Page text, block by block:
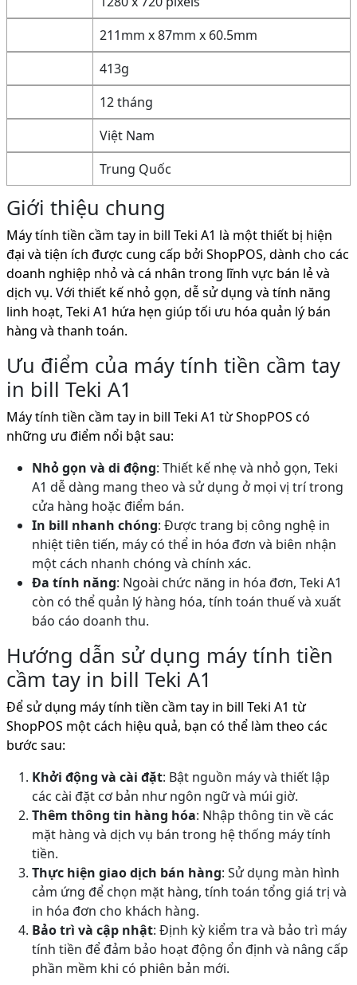
211mm x 87mm x 60.5mm
413g
12 tháng
Việt Nam
Trung Quốc
Giới thiệu chung
Máy tính tiền cầm tay in bill Teki A1 là một thiết bị hiện
đại và tiện ích được cung cấp bởi ShopPOS, dành cho các
doanh nghiệp nhỏ và cá nhân trong lĩnh vực bán lẻ và
dịch vụ. Với thiết kế nhỏ gọn, dễ sử dụng và tính năng
linh hoạt, Teki A1 hứa hẹn giúp tối ưu hóa quản lý bán
hàng và thanh toán.
Ưu điểm của máy tính tiền cầm tay
in bill Teki A1
Máy tính tiền cầm tay in bill Teki A1 từ ShopPOS có
những ưu điểm nổi bật sau:
Nhỏ gọn và di động: Thiết kế nhẹ và nhỏ gọn, Teki
A1 dễ dàng mang theo và sử dụng ở mọi vị trí trong
cửa hàng hoặc điểm bán.
In bill nhanh chóng: Được trang bị công nghệ in
nhiệt tiên tiến, máy có thể in hóa đơn và biên nhận
một cách nhanh chóng và chính xác.
Đa tính năng: Ngoài chức năng in hóa đơn, Teki A1
còn có thể quản lý hàng hóa, tính toán thuế và xuất
báo cáo doanh thu.
Hướng dẫn sử dụng máy tính tiền
cầm tay in bill Teki A1
Để sử dụng máy tính tiền cầm tay in bill Teki A1 từ
ShopPOS một cách hiệu quả, bạn có thể làm theo các
bước sau:
Khởi động và cài đặt: Bật nguồn máy và thiết lập
các cài đặt cơ bản như ngôn ngữ và múi giờ.
Thêm thông tin hàng hóa: Nhập thông tin về các
mặt hàng và dịch vụ bán trong hệ thống máy tính
tiền.
Thực hiện giao dịch bán hàng: Sử dụng màn hình
cảm ứng để chọn mặt hàng, tính toán tổng giá trị và
in hóa đơn cho khách hàng.
Bảo trì và cập nhật: Định kỳ kiểm tra và bảo trì máy
tính tiền để đảm bảo hoạt động ổn định và nâng cấp
phần mềm khi có phiên bản mới.